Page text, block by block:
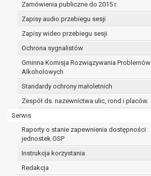
Zamówienia publiczne do 2015 r.
Zapisy audio przebiegu sesji
Zapisy wideo przebiegu sesji
Ochrona sygnalistów
Gminna Komisja Rozwiązywania Problemów
Alkoholowych
Standardy ochrony małoletnich
Zespół ds. nazewnictwa ulic, rond i placów.
Serwis
Raporty o stanie zapewnienia dostępności
jednostek OSP
Instrukcja korzystania
Redakcja